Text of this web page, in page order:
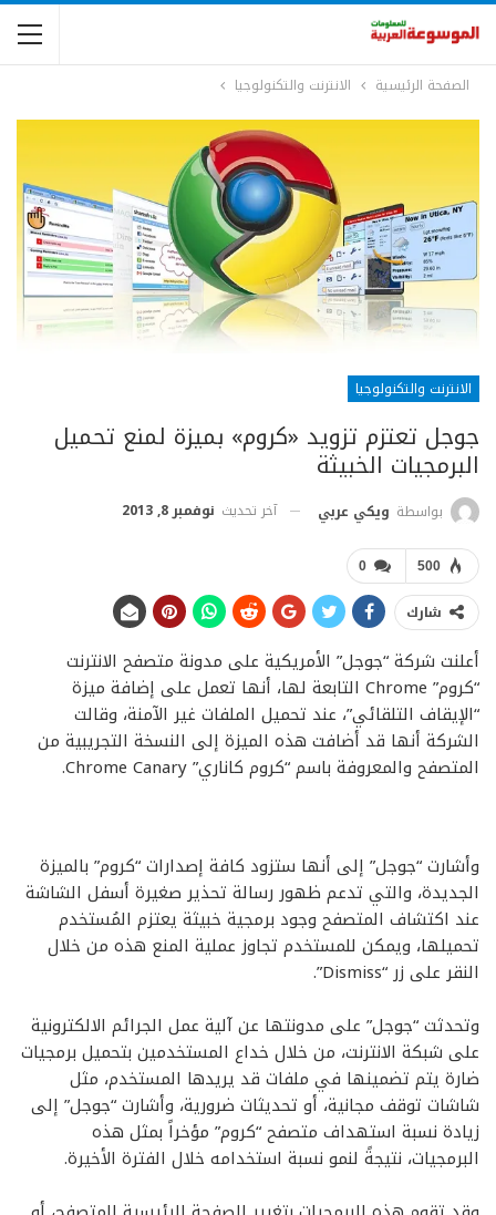
الصفحة الرئيسية الانترنت والتكنولوجيا
الانترنت والتكنولوجيا
جوجل تعتزم تزويد «كروم» بميزة لمنع تحميل
البرمجيات الخبيثة
بواسطة ويكي عربي آخر تحديث نوفمبر 8, 2013
0 500
شارك
أعلنت شركة “جوجل” الأمريكية على مدونة متصفح الانترنت
“كروم” Chrome التابعة لها، أنها تعمل على إضافة ميزة
“الإيقاف التلقائي”، عند تحميل الملفات غير الآمنة، وقالت
الشركة أنها قد أضافت هذه الميزة إلى النسخة التجريبية من
المتصفح والمعروفة باسم “كروم كاناري” Chrome Canary.
وأشارت “جوجل” إلى أنها ستزود كافة إصدارات “كروم” بالميزة
الجديدة، والتي تدعم ظهور رسالة تحذير صغيرة أسفل الشاشة
عند اكتشاف المتصفح وجود برمجية خبيثة يعتزم المُستخدم
تحميلها، ويمكن للمستخدم تجاوز عملية المنع هذه من خلال
النقر على زر “Dismiss”.
وتحدثت “جوجل” على مدونتها عن آلية عمل الجرائم الالكترونية
على شبكة الانترنت، من خلال خداع المستخدمين بتحميل برمجيات
ضارة يتم تضمينها في ملفات قد يريدها المستخدم، مثل
شاشات توقف مجانية، أو تحديثات ضرورية، وأشارت “جوجل” إلى
زيادة نسبة استهداف متصفح “كروم” مؤخراً بمثل هذه
البرمجيات، نتيجةً لنمو نسبة استخدامه خلال الفترة الأخيرة.